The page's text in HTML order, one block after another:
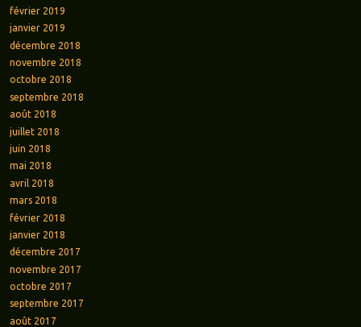
février 2019
janvier 2019
décembre 2018
novembre 2018
octobre 2018
septembre 2018
août 2018
juillet 2018
juin 2018
mai 2018
avril 2018
mars 2018
février 2018
janvier 2018
décembre 2017
novembre 2017
octobre 2017
septembre 2017
août 2017